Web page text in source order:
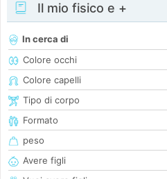
Il mio fisico e +
In cerca di
Colore occhi
Colore capelli
Tipo di corpo
Formato
peso
Avere figli